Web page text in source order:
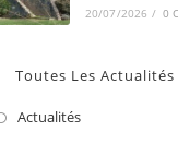
20/07/2026 / 0
Toutes Les Actualités
Actualités